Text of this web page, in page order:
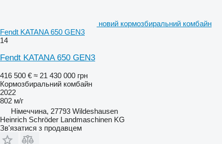
новий кормозбиральний комбайн
Fendt KATANA 650 GEN3
14
Fendt KATANA 650 GEN3
416 500 € ≈ 21 430 000 грн
Кормозбиральний комбайн
2022
802 м/г
Німеччина, 27793 Wildeshausen
Heinrich Schröder Landmaschinen KG
Зв'язатися з продавцем